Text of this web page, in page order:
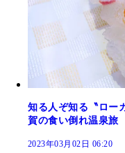
知る人ぞ知る〝ロー
賀の食い倒れ温泉旅
2023年03月02日 06:20